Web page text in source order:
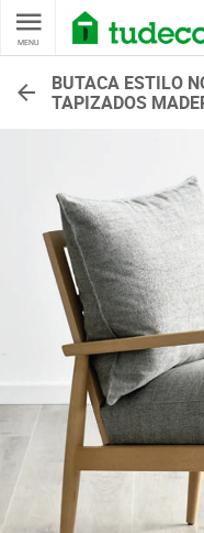
MENU
BUTACA ESTILO
TAPIZADOS